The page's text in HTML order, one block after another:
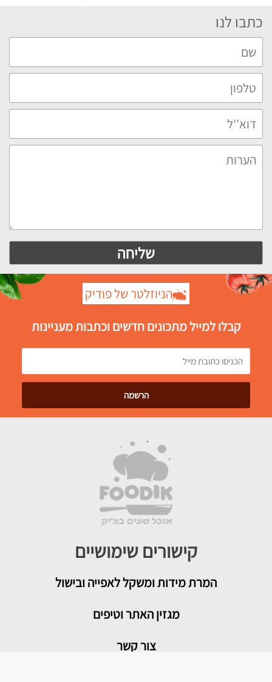
כתבו לנו
הניוזלטר של פודיק
קבלו למייל מתכונים חדשים וכתבות מעניינות
קישורים שימושיים
המרת מידות ומשקל לאפייה ובישול
מגזין האתר וטיפים
צור קשר